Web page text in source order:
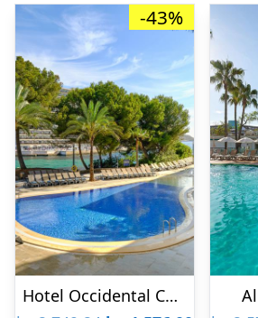
-43%
Hotel Occidental Cala Viñas